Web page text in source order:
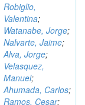
Robiglio,
Valentina;
Watanabe, Jorge;
Nalvarte, Jaime;
Alva, Jorge;
Velasquez,
Manuel;
Ahumada, Carlos;
Ramos, Cesar;